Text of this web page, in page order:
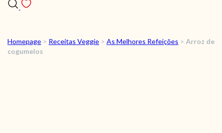
RECEITAS
Homepage > Receitas Veggie > As Melhores Refeições > Arroz de
cogumelos